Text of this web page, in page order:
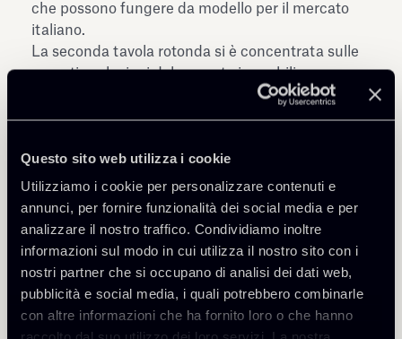
Questo sito web utilizza i cookie
Utilizziamo i cookie per personalizzare contenuti e
annunci, per fornire funzionalità dei social media e per
analizzare il nostro traffico. Condividiamo inoltre
informazioni sul modo in cui utilizza il nostro sito con i
nostri partner che si occupano di analisi dei dati web,
pubblicità e social media, i quali potrebbero combinarle
con altre informazioni che ha fornito loro o che hanno
che possono fungere da modello per il mercato
italiano.
La seconda tavola rotonda si è concentrata sulle
recenti evoluzioni del mercato immobiliare
italiano, con particolare attenzione sulle
prospettive di medio termine, raccogliendo
specializzati.
Luca Cerciello, Senior Associate, ha condotto un
confronto con Alessia Ratti, Director Natixis CIB,
e Andrea Airò, Director Patrizia SE, sull'influenza
delle nuove variabili macroeconomiche sulle
operazioni immobiliari.
Niccolò Coresi, Managing Director di Blackstone,
ha evidenziato quali asset class siano di maggiore
attrattività per gli investitori, fornendo inoltre il